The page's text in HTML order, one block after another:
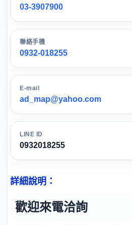
03-3907900
聯絡手機
0932-018255
E-mail
ad_map@yahoo.com
LINE ID
0932018255
詳細說明：
歡迎來電洽詢